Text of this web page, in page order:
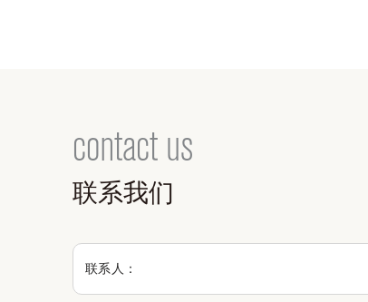
contact us
联系我们